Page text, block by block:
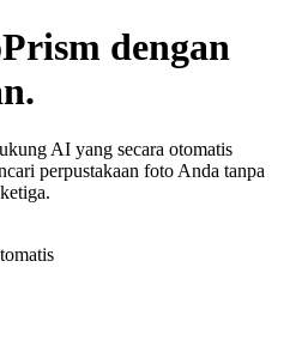
dengan
AI yang secara otomatis
perpustakaan foto Anda tanpa